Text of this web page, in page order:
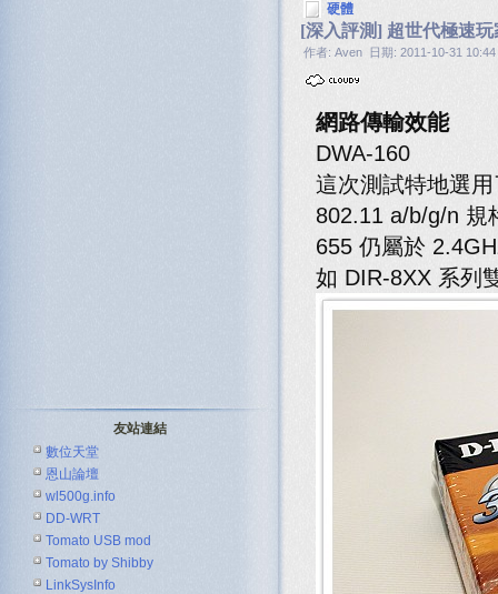
硬體
[深入評測] 超世代極速
作者: Aven 日期: 2011-10-31 10:44
網路傳輸效能
DWA-160
這次測試特地選
802.11 a/b/g/n 規
655 仍屬於
如 DIR-8XX 系列
友站連結
數位天堂
恩山論壇
wl500g.info
DD-WRT
Tomato USB mod
Tomato by Shibby
LinkSysInfo